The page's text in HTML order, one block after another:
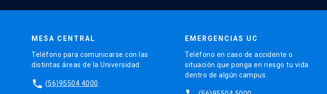
MESA CENTRAL
Teléfono para comunicarse con las
distintas áreas de la Universidad.
phone (56)95504 4000
EMERGENCIAS UC
Teléfono en caso de accidente o
situación que ponga en riesgo tu vida
dentro de algún campus.